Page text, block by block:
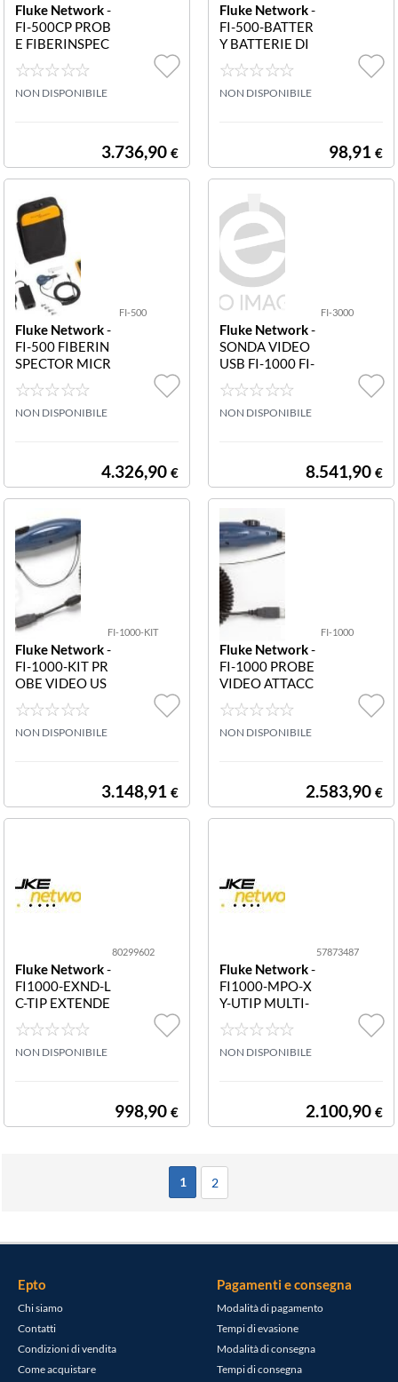
Fluke Network-
FI-500CP PROB
E FIBERINSPEC
TOR MICRO SO
NDA MICROSC
OPIO DI SOSTI
NON DISPONIBILE
3.736,90 €
Fluke Network-
FI-500-BATTER
Y BATTERIE DI
RICAMBIO (SE
T 2) BATTERIA
NIMH(2 AA) DI
NON DISPONIBILE
98,91 €
FI-500
Fluke Network-
FI-500 FIBERIN
SPECTOR MICR
O FI-500 SOND
A MICROSCOPI
O CON UNITÀ
RICABATTERIA
(LC SC E PUNTE
UNIVERSALI D
A 1.25 E 2.5 M
M) E BORSA
NON DISPONIBILE
4.326,90 €
FI-3000
Fluke Network-
SONDA VIDEO
USB FI-1000 FI-
3000 SONDA V
IDEO USB FI-10
00 PER PRODO
NON DISPONIBILE
8.541,90 €
FI-1000-KIT
Fluke Network-
FI-1000-KIT PR
OBE VIDEO US
B PER VERSIV
ADATT. SONDA
VIDEO USB FI-
E SET DI PUNT
NON DISPONIBILE
3.148,91 €
FI-1000
Fluke Network-
FI-1000 PROBE
VIDEO ATTACC
O USB X VERSI
V SONDA VIDE
O USB FI-1000
NON DISPONIBILE
2.583,90 €
80299602
Fluke Network-
FI1000-EXND-L
C-TIP EXTENDE
D LC BULKHEA
D VIDEO PROB
ETIP PUNTA PE
NON DISPONIBILE
998,90 €
57873487
Fluke Network-
FI1000-MPO-X
Y-UTIP MULTI-
ROW MPO/MT
P PROBE TIP P
UNTA PER SON
ER CAVI DI CO
NON DISPONIBILE
2.100,90 €
1 2
Epto
Chi siamo
Contatti
Condizioni di vendita
Come acquistare
Pagamenti e consegna
Modalità di pagamento
Tempi di evasione
Modalità di consegna
Tempi di consegna